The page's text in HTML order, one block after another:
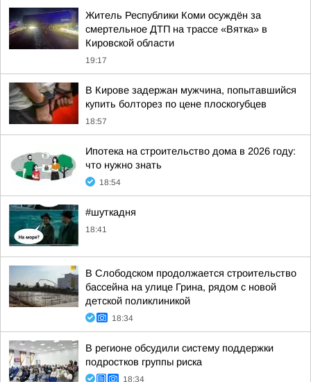
Житель Республики Коми осуждён за
смертельное ДТП на трассе «Вятка» в
Кировской области
19:17
В Кирове задержан мужчина, попытавшийся
купить болторез по цене плоскогубцев
18:57
Ипотека на строительство дома в 2026 году:
что нужно знать
18:54
#шуткадня
18:41
В Слободском продолжается строительство
бассейна на улице Грина, рядом с новой
детской поликлиникой
18:34
В регионе обсудили систему поддержки
подростков группы риска
18:34